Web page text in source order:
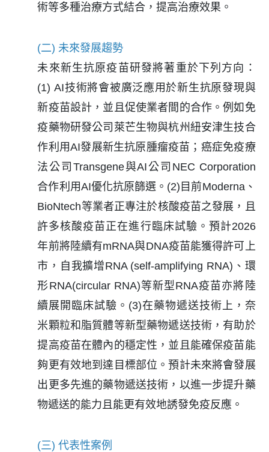
術等多種治療方式結合，提高治療效果。
(二) 未來發展趨勢
未來新生抗原疫苗研發將著重於下列方向：
(1) AI技術將會被廣泛應用於新生抗原發現與
新疫苗設計，並且促使業者間的合作。例如免
疫藥物研發公司萊芒生物與杭州紐安津生技合
作利用AI發展新生抗原腫瘤疫苗；癌症免疫療
法公司Transgene與AI公司NEC Corporation
合作利用AI優化抗原篩選。(2)目前Moderna、
BioNtech等業者正專注於核酸疫苗之發展，且
許多核酸疫苗正在進行臨床試驗。預計2026
年前將陸續有mRNA與DNA疫苗能獲得許可上
市，自我擴增RNA (self-amplifying RNA)、環
形RNA(circular RNA)等新型RNA疫苗亦將陸
續展開臨床試驗。(3)在藥物遞送技術上，奈
米顆粒和脂質體等新型藥物遞送技術，有助於
提高疫苗在體內的穩定性，並且能確保疫苗能
夠更有效地到達目標部位。預計未來將會發展
出更多先進的藥物遞送技術，以進一步提升藥
物遞送的能力且能更有效地誘發免疫反應。
(三) 代表性案例